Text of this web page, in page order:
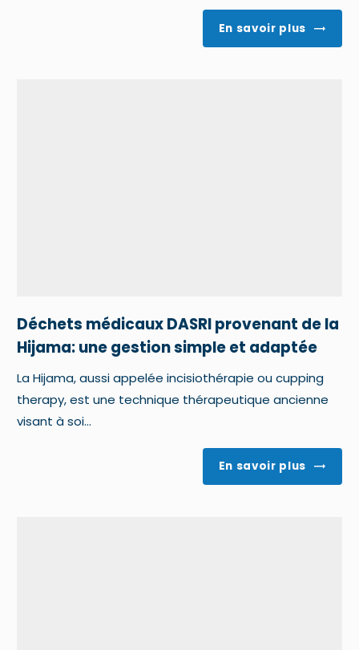
En savoir plus
Déchets médicaux DASRI provenant de la
Hijama: une gestion simple et adaptée
La Hijama, aussi appelée incisiothérapie ou cupping
therapy, est une technique thérapeutique ancienne
visant à soi...
En savoir plus